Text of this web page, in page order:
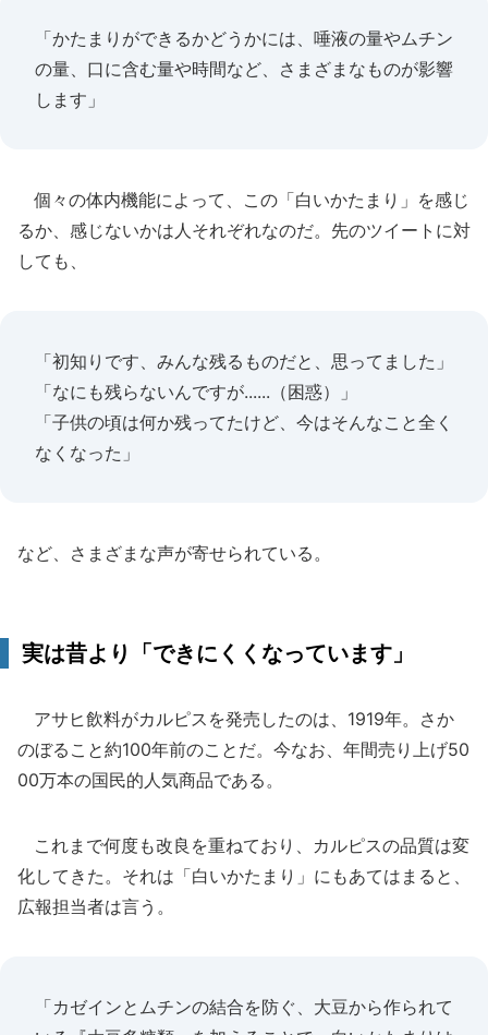
「かたまりができるかどうかには、唾液の量やムチン
の量、口に含む量や時間など、さまざまなものが影響
します」
個々の体内機能によって、この「白いかたまり」を感じ
るか、感じないかは人それぞれなのだ。先のツイートに対
しても、
「初知りです、みんな残るものだと、思ってました」
「なにも残らないんですが......（困惑）」
「子供の頃は何か残ってたけど、今はそんなこと全く
なくなった」
など、さまざまな声が寄せられている。
実は昔より「できにくくなっています」
アサヒ飲料がカルピスを発売したのは、1919年。さか
のぼること約100年前のことだ。今なお、年間売り上げ50
00万本の国民的人気商品である。
これまで何度も改良を重ねており、カルピスの品質は変
化してきた。それは「白いかたまり」にもあてはまると、
広報担当者は言う。
「カゼインとムチンの結合を防ぐ、大豆から作られて